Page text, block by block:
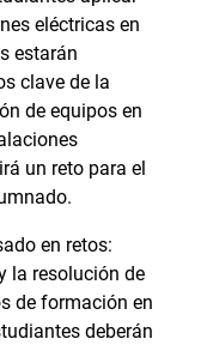
eléctricas en
estarán
clave de la
de equipos en
un reto para el
en retos:
la resolución de
de formación en
deberán